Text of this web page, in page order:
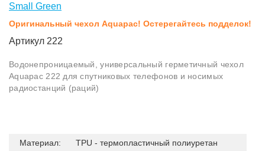
Small Green
Оригинальный чехол Aquapac! Остерегайтесь подделок!
Артикул 222
Водонепроницаемый, универсальный герметичный чехол
Aquapac 222 для спутниковых телефонов и носимых
радиостанций (раций)
Материал:
TPU - термопластичный полиуретан